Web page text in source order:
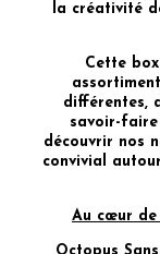
la créativité
Cette
différentes,
savoir-
découvrir nos
convivial
Au cœur de